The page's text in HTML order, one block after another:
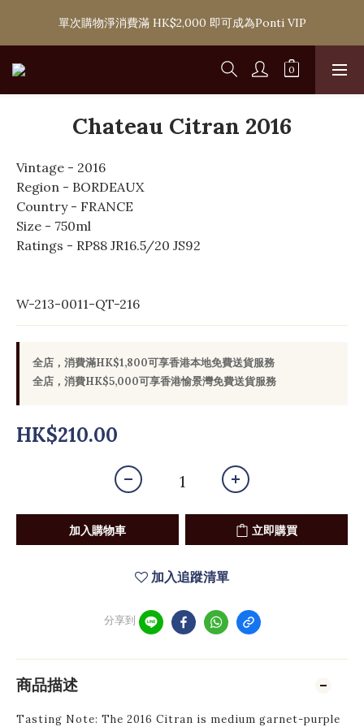
購滿 HK$1,800 即可享香港本地免費送貨服務，或選擇於6間分店
免費自取
單次購物淨消費滿 HK$2,000 即可成為Ponti VIP
購滿 HK$1,800 即可享香港本地免費送貨服務，或選擇於6間分店
Chateau Citran 2016
Vintage - 2016
Region - BORDEAUX
Country - FRANCE
Size - 750ml
Ratings - RP88 JR16.5/20 JS92
W-213-0011-QT-216
全店，消費滿HK$1,800可享香港本地免費送貨服務
全店，消費HK$5,000可享香港愉景灣免費送貨服務
HK$210.00
加入購物車 立即購買
加入追蹤清單
分享到
商品描述
Tasting Note: The 2016 Citran is medium garnet-purple